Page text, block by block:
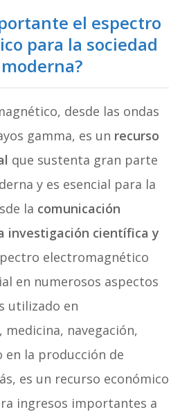
el espectro
para la sociedad
desde las ondas
gamma, es un recurso
que sustenta gran parte
y es esencial para la
la comunicación
investigación científica y
electromagnético
en numerosos aspectos
utilizado en
navegación,
la producción de
es un recurso económico
ingresos importantes a